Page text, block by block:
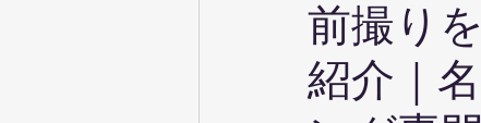
和装前撮り 白無垢前撮り
前撮り
紹介｜